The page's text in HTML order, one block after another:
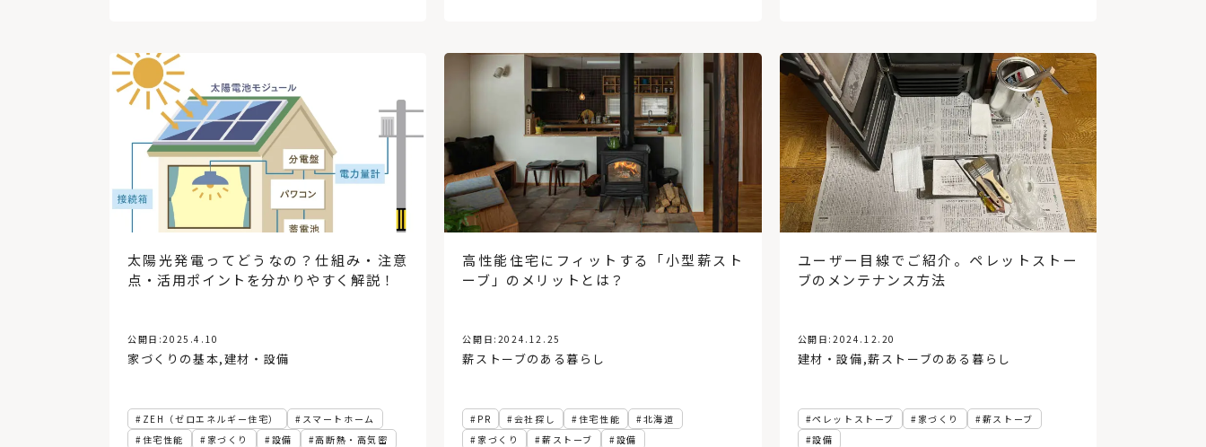
動線
胆振 建て替え 寝室
古民家
3階建て
植物 ペレットストーブ
社長食堂
スマートホーム
グリーン サンルーム
熱源
トイレ
リプラン
テレワーク
ペンダントライト
RC（コンクリート）造
函館
インダストリアル
土間
規格住宅・企画住宅
自然素材
ファミリークローゼット
北から目線
関西
札幌市
木造建築
パッシブ換気
ビルトインガレージ
非住宅
高性能住宅
新築
仙台 住宅ローン
リフォーム
オホーツク
デンマーク
中庭
30坪以下
イベント
オフィス 公共施設
バルコニー
銭湯 コミュニティー
宿泊施設
太陽光発電ってどうなの？仕組み・注意
点・活用ポイントを分かりやすく解説！
公開日:2025.4.10
家づくりの基本,建材・設備
ZEH（ゼロエネルギー住宅）
スマートホーム
住宅性能
家づくり 設備 高断熱・高気密
高性能住宅にフィットする「小型薪スト
ーブ」のメリットとは？
公開日: 2024.12.25
薪ストーブのある暮らし
PR 会社探し 住宅性能
北海道
家づくり
薪ストーブ 設備
ユーザー目線でご紹介。ペレットストー
ブのメンテナンス方法
公開日:2024.12.20
建材・設備,薪ストーブのある暮らし
ペレットストーブ 家づくり
薪ストーブ
設備